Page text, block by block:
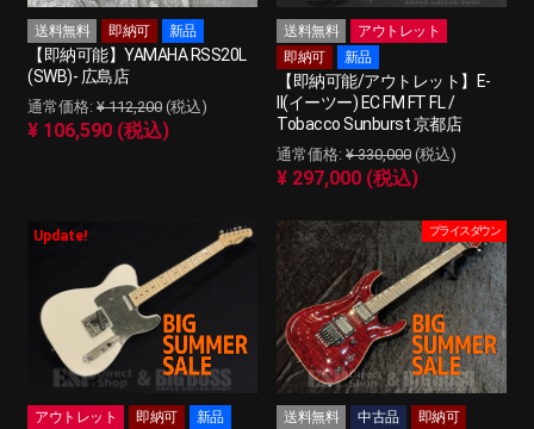
送料無料 即納可 新品
【即納可能】YAMAHA RSS20L
(SWB)- 広島店
¥ 112,200 (税込)
¥ 106,590 (税込)
送料無料
アウトレット
即納可
新品
【即納可能/アウトレット】E-
II(イーツー) EC FM FT FL /
Tobacco Sunburst 京都店
¥ 330,000 (税込)
¥ 297,000 (税込)
Update!
アウトレット 即納可
新品
送料無料 中古品 即納可
プライスダウン